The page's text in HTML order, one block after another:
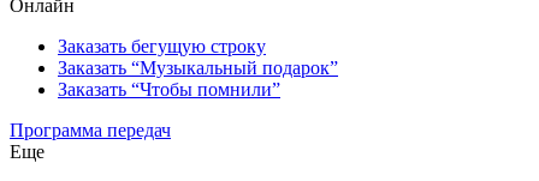
Онлайн
Заказать бегущую строку
Заказать “Музыкальный подарок”
Заказать “Чтобы помнили”
Программа передач
Еще